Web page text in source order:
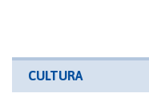
CULTURA